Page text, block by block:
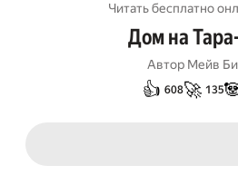
Читать бесплатно
Дом на
Автор Мейв
👍 608🚀 135